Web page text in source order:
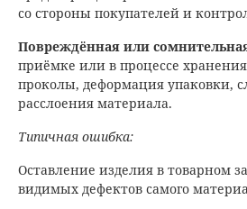
со стороны покупателей и
Повреждённая или
приёмке или в процессе
проколы, деформация упаковки,
расслоения материала.
Типичная ошибка:
Оставление изделия в товарном
видимых дефектов самого